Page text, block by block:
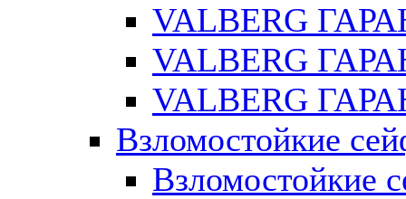
VALBERG
VALBERG
VALBERG
Взломостойкие
Взломостойкие